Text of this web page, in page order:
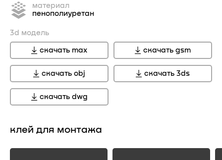
материал
пенополиуретан
3d модель
скачать max скачать gsm
скачать obj скачать 3ds
скачать dwg
клей для монтажа